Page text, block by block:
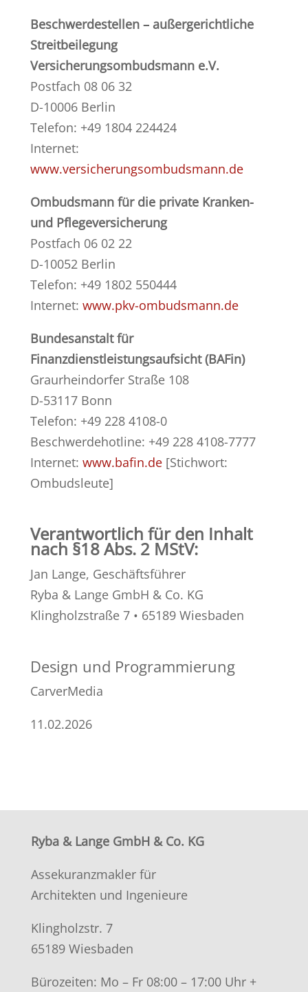
Beschwerdestellen – außergerichtliche
Streitbeilegung
Versicherungsombudsmann e.V.
Postfach 08 06 32
D-10006 Berlin
Telefon: +49 1804 224424
Internet:
www.versicherungsombudsmann.de
Ombudsmann für die private Kranken-
und Pflegeversicherung
Postfach 06 02 22
D-10052 Berlin
Telefon: +49 1802 550444
Internet: www.pkv-ombudsmann.de
Bundesanstalt für
Finanzdienstleistungsaufsicht (BAFin)
Graurheindorfer Straße 108
D-53117 Bonn
Telefon: +49 228 4108-0
Beschwerdehotline: +49 228 4108-7777
Internet: www.bafin.de[Stichwort:
Ombudsleute]
Verantwortlich für den Inhalt
nach §18 Abs. 2 MStV:
Jan Lange, Geschäftsführer
Ryba & Lange GmbH & Co. KG
Klingholzstraße 7 • 65189 Wiesbaden
Design und Programmierung
CarverMedia
11.02.2026
Ryba & Lange GmbH & Co. KG
Assekuranzmakler für
Architekten und Ingenieure
Klingholzstr. 7
65189 Wiesbaden
Bürozeiten: Mo – Fr 08:00 – 17:00 Uhr +